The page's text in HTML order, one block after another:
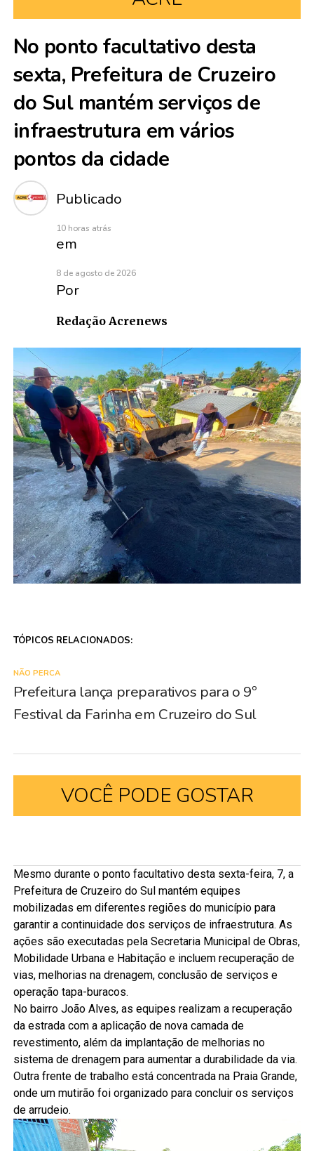
No ponto facultativo desta
sexta, Prefeitura de Cruzeiro
do Sul mantém serviços de
infraestrutura em vários
pontos da cidade
Publicado
10 horas atrás
em
8 de agosto de 2026
Por
Redação Acrenews
TÓPICOS RELACIONADOS:
NÃO PERCA
Prefeitura lança preparativos para o 9º
Festival da Farinha em Cruzeiro do Sul
VOCÊ PODE GOSTAR
Mesmo durante o ponto facultativo desta sexta-feira, 7, a
Prefeitura de Cruzeiro do Sul mantém equipes
mobilizadas em diferentes regiões do município para
garantir a continuidade dos serviços de infraestrutura. As
ações são executadas pela Secretaria Municipal de Obras,
Mobilidade Urbana e Habitação e incluem recuperação de
vias, melhorias na drenagem, conclusão de serviços e
operação tapa-buracos.
No bairro João Alves, as equipes realizam a recuperação
da estrada com a aplicação de nova camada de
revestimento, além da implantação de melhorias no
sistema de drenagem para aumentar a durabilidade da via.
Outra frente de trabalho está concentrada na Praia Grande,
onde um mutirão foi organizado para concluir os serviços
de arrudeio.